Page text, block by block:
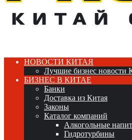
НОВОСТИ КИТАЯ
Лучшие бизнес
БИЗНЕС В КИТАЕ
Банки
Доставка из Китая
Законы
Каталог компаний
Алкогольные
Гидротурбины